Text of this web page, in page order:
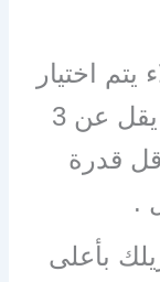
اختيار
سمك الفوم بشرط الا يقل عن 3
قدرة
.
بأعلى